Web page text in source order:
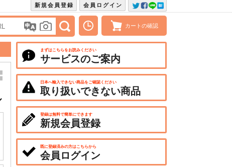
会員ログイン
新規会員登録
カートの確認
まずはこちらをお読みください
サービスのご案内
日本へ輸入できない商品をご確認ください
取り扱いできない商品
登録は無料で簡単にできます
新規会員登録
既に登録済みの方はこちらから
会員ログイン